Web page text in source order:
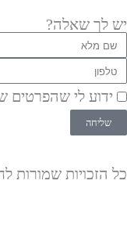
a
g
r
a
m
b
o
o
a
p
יש לך שאלה?
שם
מלא
טלפון
ידוע לי שהפרטים
שליחה
כל הזכויות שמורות